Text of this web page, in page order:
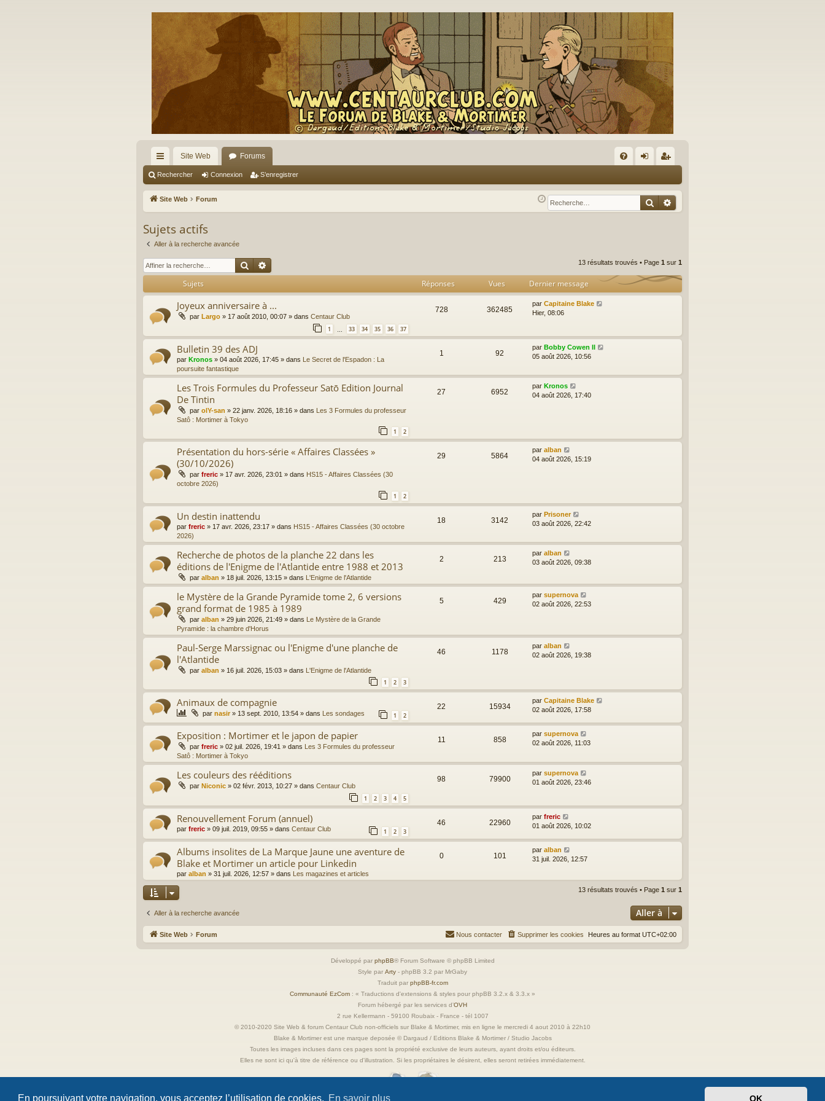
En poursuivant votre navigation, vous acceptez l’utilisation de cookies. En savoir plus OK
cc
ès
ra
pi
de
Site Web Forums
Q ne
xi
nr
eg
r
Rechercher Connexion S’enregistrer
Site Web Forum Rechercher
Recherche avancée
Sujets actifs
Aller à la recherche avancée
Rechercher 13 résultats trouvés • Page 1 sur 1
Sujets Réponses Vues Dernier message
Joyeux anniversaire à ...
par Largo » 17 août 2010, 00:07 » dans Centaur Club
1 33 34 35 36 37
728 362485
par Capitaine Blake
Hier, 08:06
Bulletin 39 des ADJ
par Kronos » 04 août 2026, 17:45 » dans Le Secret de l'Espadon : La
poursuite fantastique
1 92
par Bobby Cowen II
05 août 2026, 10:56
Les Trois Formules du Professeur Satō Edition Journal
De Tintin
par olY-san » 22 janv. 2026, 18:16 » dans Les 3 Formules du professeur
Satô : Mortimer à Tokyo
1 2
27 6952
par Kronos
04 août 2026, 17:40
Présentation du hors-série « Affaires Classées »
(30/10/2026)
par freric » 17 avr. 2026, 23:01 » dans HS15 - Affaires Classées (30
octobre 2026)
1 2
29 5864
par alban
04 août 2026, 15:19
Un destin inattendu
par freric » 17 avr. 2026, 23:17 » dans HS15 - Affaires Classées (30 octobre
2026)
18 3142
par Prisoner
03 août 2026, 22:42
Recherche de photos de la planche 22 dans les
éditions de l'Enigme de l'Atlantide entre 1988 et 2013
par alban » 18 juil. 2026, 13:15 » dans L'Enigme de l'Atlantide
2 213
par alban
03 août 2026, 09:38
le Mystère de la Grande Pyramide tome 2, 6 versions
grand format de 1985 à 1989
par alban » 29 juin 2026, 21:49 » dans Le Mystère de la Grande
Pyramide : la chambre d'Horus
5 429
par supernova
02 août 2026, 22:53
Paul-Serge Marssignac ou l'Enigme d'une planche de
l'Atlantide
par alban » 16 juil. 2026, 15:03 » dans L'Enigme de l'Atlantide
1 2 3
46 1178
par alban
02 août 2026, 19:38
Animaux de compagnie
par nasir» 13 sept. 2010, 13:54 » dans Les sondages 1 2
22 15934
par Capitaine Blake
02 août 2026, 17:58
Exposition : Mortimer et le japon de papier
par freric » 02 juil. 2026, 19:41 » dans Les 3 Formules du professeur
Satô : Mortimer à Tokyo
11 858
par supernova
02 août 2026, 11:03
Les couleurs des rééditions
par Niconic » 02 févr. 2013, 10:27 » dans Centaur Club
1 2 3 4 5
98 79900
par supernova
01 août 2026, 23:46
Renouvellement Forum (annuel)
par freric » 09 juil. 2019, 09:55 » dans Centaur Club 1 2 3
46 22960
par freric
01 août 2026, 10:02
Albums insolites de La Marque Jaune une aventure de
Blake et Mortimer un article pour Linkedin
par alban » 31 juil. 2026, 12:57 » dans Les magazines et articles
0 101
par alban
31 juil. 2026, 12:57
13 résultats trouvés • Page 1 sur 1
Aller à la recherche avancée Aller à
Site Web Forum Heures au format UTC+02:00
Supprimer les cookies
Nous contacter
Développé par phpBB® Forum Software © phpBB Limited
Style par Arty - phpBB 3.2 par MrGaby
Traduit par phpBB-fr.com
Communauté EzCom : « Traductions d'extensions & styles pour phpBB 3.2.x & 3.3.x »
Forum hébergé par les services d’OVH
2 rue Kellermann - 59100 Roubaix - France - tél 1007
© 2010-2020 Site Web & forum Centaur Club non-officiels sur Blake & Mortimer, mis en ligne le mercredi 4 aout 2010 à 22h10
Blake & Mortimer est une marque deposée © Dargaud / Editions Blake & Mortimer / Studio Jacobs
Toutes les images incluses dans ces pages sont la propriété exclusive de leurs auteurs, ayant droits et/ou éditeurs.
Elles ne sont ici qu'à titre de référence ou d'illustration. Si les propriétaires le désirent, elles seront retirées immédiatement.